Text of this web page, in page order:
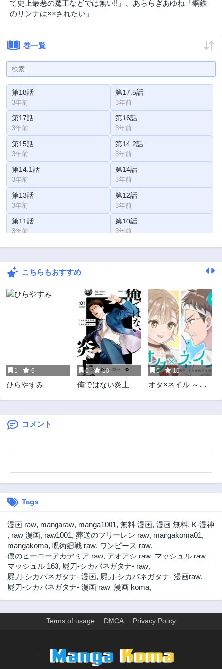
て史上最悪の魔王などでは無い!!」、あららぎあゆね「鋼鉄
のリンナは××されたい」
巻一覧
第18話
3年前
第17.5話
3年前
第17話
3年前
第16話
3年前
第15話
3年前
第14.2話
3年前
第14.1話
3年前
第14話
3年前
第13話
3年前
第12話
3年前
第11話
3年前
第10話
3年前
第9話 第8話
第7話
第5話 第4話
3年前
第2話
3年前
こちらもおすすめ
1 6
ひらやすみ
0 10
俺ではない炎上
0 10
オタ×ネイル ～プ
コメント
Tags
漫画 raw, mangaraw, manga1001, 無料 漫画, 漫画 無料, K-漫神
, raw 漫画, raw1001, 葬送のフリーレン raw, mangakoma01,
mangakoma, 呪術廻戦 raw, ワンピース raw,
僕のヒーローアカデミア raw, アオアシ raw, マッシュル raw,
マッシュル 163, 屍刀-シカバネガタナ- raw,
屍刀-シカバネガタナ- 漫画, 屍刀-シカバネガタナ- 漫画raw,
屍刀-シカバネガタナ- 漫画 raw, 漫画 koma,
Terms of usage DMCA Privacy Policy